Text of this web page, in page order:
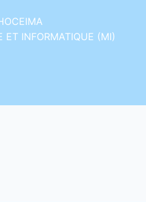
ET INFORMATIQUE (MI)